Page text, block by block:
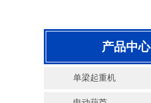
产品中心
单梁起重机